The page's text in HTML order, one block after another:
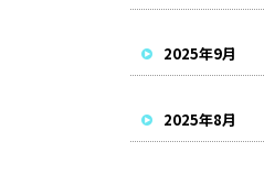
2025年9月
2025年8月